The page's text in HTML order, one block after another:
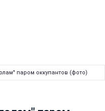
паром оккупантов (фото)